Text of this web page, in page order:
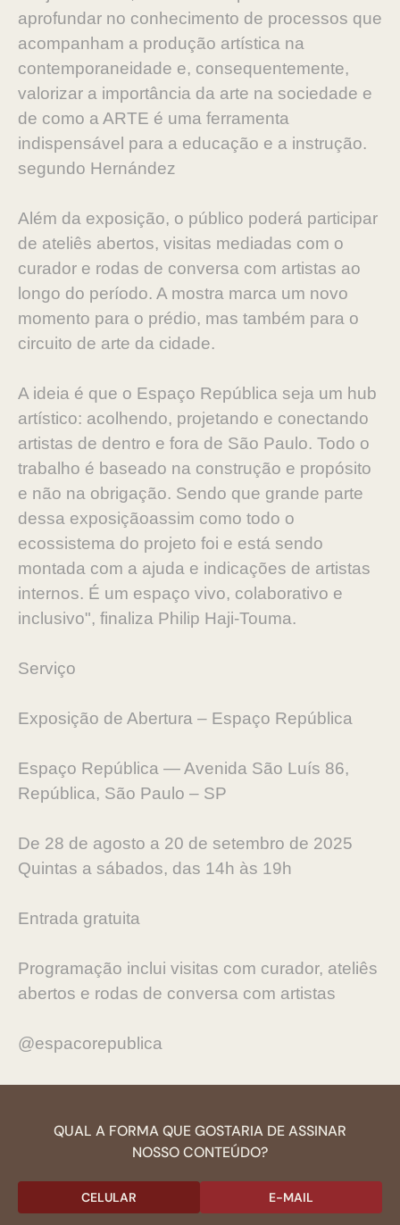
aprofundar no conhecimento de processos que
acompanham a produção artística na
contemporaneidade e, consequentemente,
valorizar a importância da arte na sociedade e
de como a ARTE é uma ferramenta
indispensável para a educação e a instrução.
segundo Hernández
Além da exposição, o público poderá participar
de ateliês abertos, visitas mediadas com o
curador e rodas de conversa com artistas ao
longo do período. A mostra marca um novo
momento para o prédio, mas também para o
circuito de arte da cidade.
A ideia é que o Espaço República seja um hub
artístico: acolhendo, projetando e conectando
artistas de dentro e fora de São Paulo. Todo o
trabalho é baseado na construção e propósito
e não na obrigação. Sendo que grande parte
dessa exposiçãoassim como todo o
ecossistema do projeto foi e está sendo
montada com a ajuda e indicações de artistas
internos. É um espaço vivo, colaborativo e
inclusivo", finaliza Philip Haji-Touma.
Serviço
Exposição de Abertura – Espaço República
Espaço República — Avenida São Luís 86,
República, São Paulo – SP
De 28 de agosto a 20 de setembro de 2025
Quintas a sábados, das 14h às 19h
Entrada gratuita
Programação inclui visitas com curador, ateliês
abertos e rodas de conversa com artistas
@espacorepublica
QUAL A FORMA QUE GOSTARIA DE ASSINAR
NOSSO CONTEÚDO?
CELULAR E-MAIL